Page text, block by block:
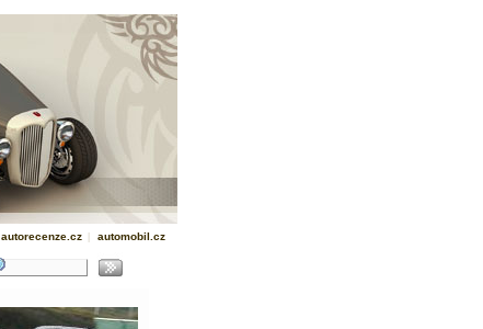
autorecenze.cz | automobil.cz